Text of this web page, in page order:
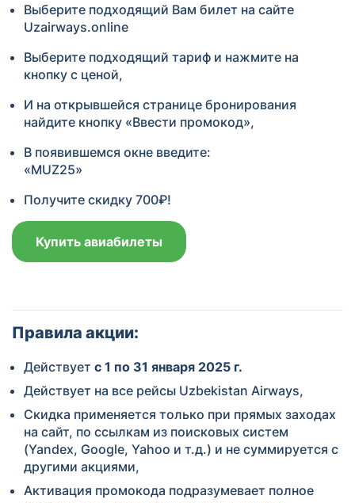
Выберите подходящий Вам билет на сайте
Uzairways.online
Выберите подходящий тариф и нажмите на
кнопку с ценой,
И на открывшейся странице бронирования
найдите кнопку «Ввести промокод»,
В появившемся окне введите:
«MUZ25»
Получите скидку 700₽!
Купить авиабилеты
Правила акции:
Действует с 1 по 31 января 2025 г.
Действует на все рейсы Uzbekistan Airways,
Скидка применяется только при прямых заходах
на сайт, по ссылкам из поисковых систем
(Yandex, Google, Yahoo и т.д.) и не суммируется с
другими акциями,
Активация промокода подразумевает полное